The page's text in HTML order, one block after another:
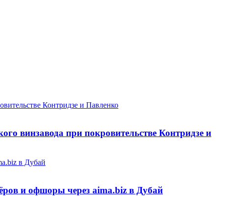
винзавода при покровительстве Контридзе и
и офшоры через aima.biz в Дубай